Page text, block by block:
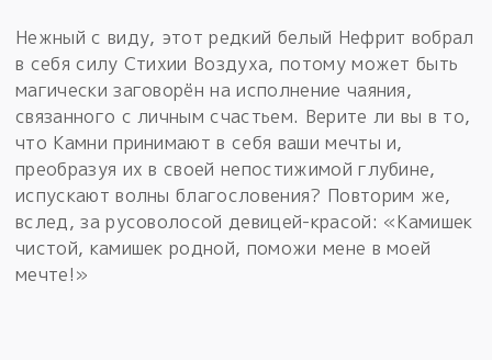
Нежный с виду, этот редкий белый Нефрит вобрал
в себя силу Стихии Воздуха, потому может быть
магически заговорён на исполнение чаяния,
связанного с личным счастьем. Верите ли вы в то,
что Камни принимают в себя ваши мечты и,
преобразуя их в своей непостижимой глубине,
испускают волны благословения? Повторим же,
вслед, за русоволосой девицей-красой: «Камишек
чистой, камишек родной, поможи мене в моей
мечте!»